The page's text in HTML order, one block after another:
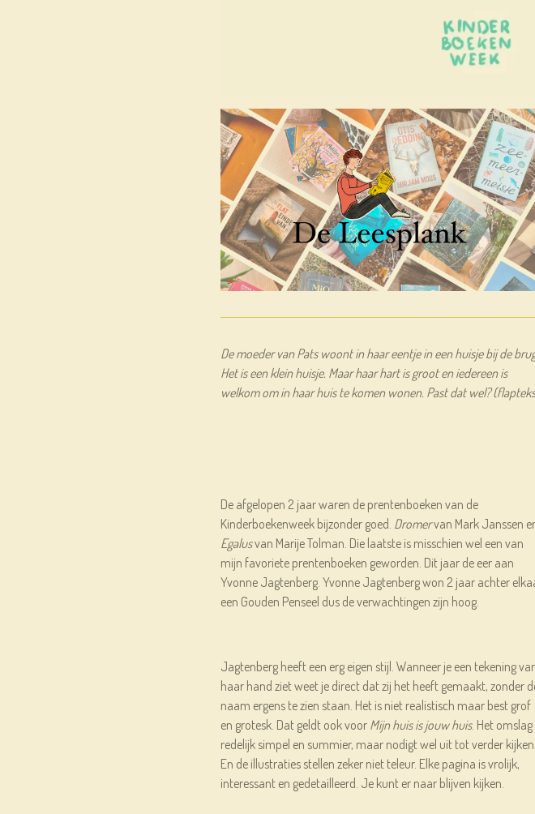
De moeder van Pats woont in haar eentje in een huisje bij de
Het is een klein huisje. Maar haar hart is groot en iedereen is
welkom om in haar huis te komen wonen. Past dat wel?
De afgelopen 2 jaar waren de prentenboeken van de
Kinderboekenweek bijzonder goed. Dromervan Mark Janssen
Egalusvan Marije Tolman. Die laatste is misschien wel een van
mijn favoriete prentenboeken geworden. Dit jaar de eer aan
Yvonne Jagtenberg. Yvonne Jagtenberg won 2 jaar achter
een Gouden Penseel dus de verwachtingen zijn hoog.
Jagtenberg heeft een erg eigen stijl. Wanneer je een tekening
haar hand ziet weet je direct dat zij het heeft gemaakt, zonder
naam ergens te zien staan. Het is niet realistisch maar best grof
en grotesk. Dat geldt ook voor Mijn huis is jouw huis. Het omslag
redelijk simpel en summier, maar nodigt wel uit tot verder kijken.
En de illustraties stellen zeker niet teleur. Elke pagina is vrolijk,
interessant en gedetailleerd. Je kunt er naar blijven kijken.